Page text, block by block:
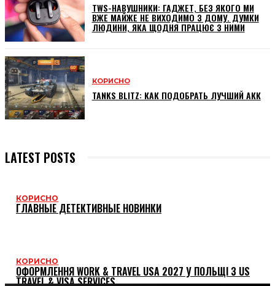
TWS-НАВУШНИКИ: ГАДЖЕТ, БЕЗ ЯКОГО МИ
ВЖЕ МАЙЖЕ НЕ ВИХОДИМО З ДОМУ. ДУМКИ
ЛЮДИНИ, ЯКА ЩОДНЯ ПРАЦЮЄ З НИМИ
КОРИСНО
TANKS BLITZ: КАК ПОДОБРАТЬ ЛУЧШИЙ АКК
LATEST POSTS
КОРИСНО
ГЛАВНЫЕ ДЕТЕКТИВНЫЕ НОВИНКИ
КОРИСНО
ОФОРМЛЕННЯ WORK & TRAVEL USA 2027 У ПОЛЬЩІ З US
TRAVEL & VISA SERVICES